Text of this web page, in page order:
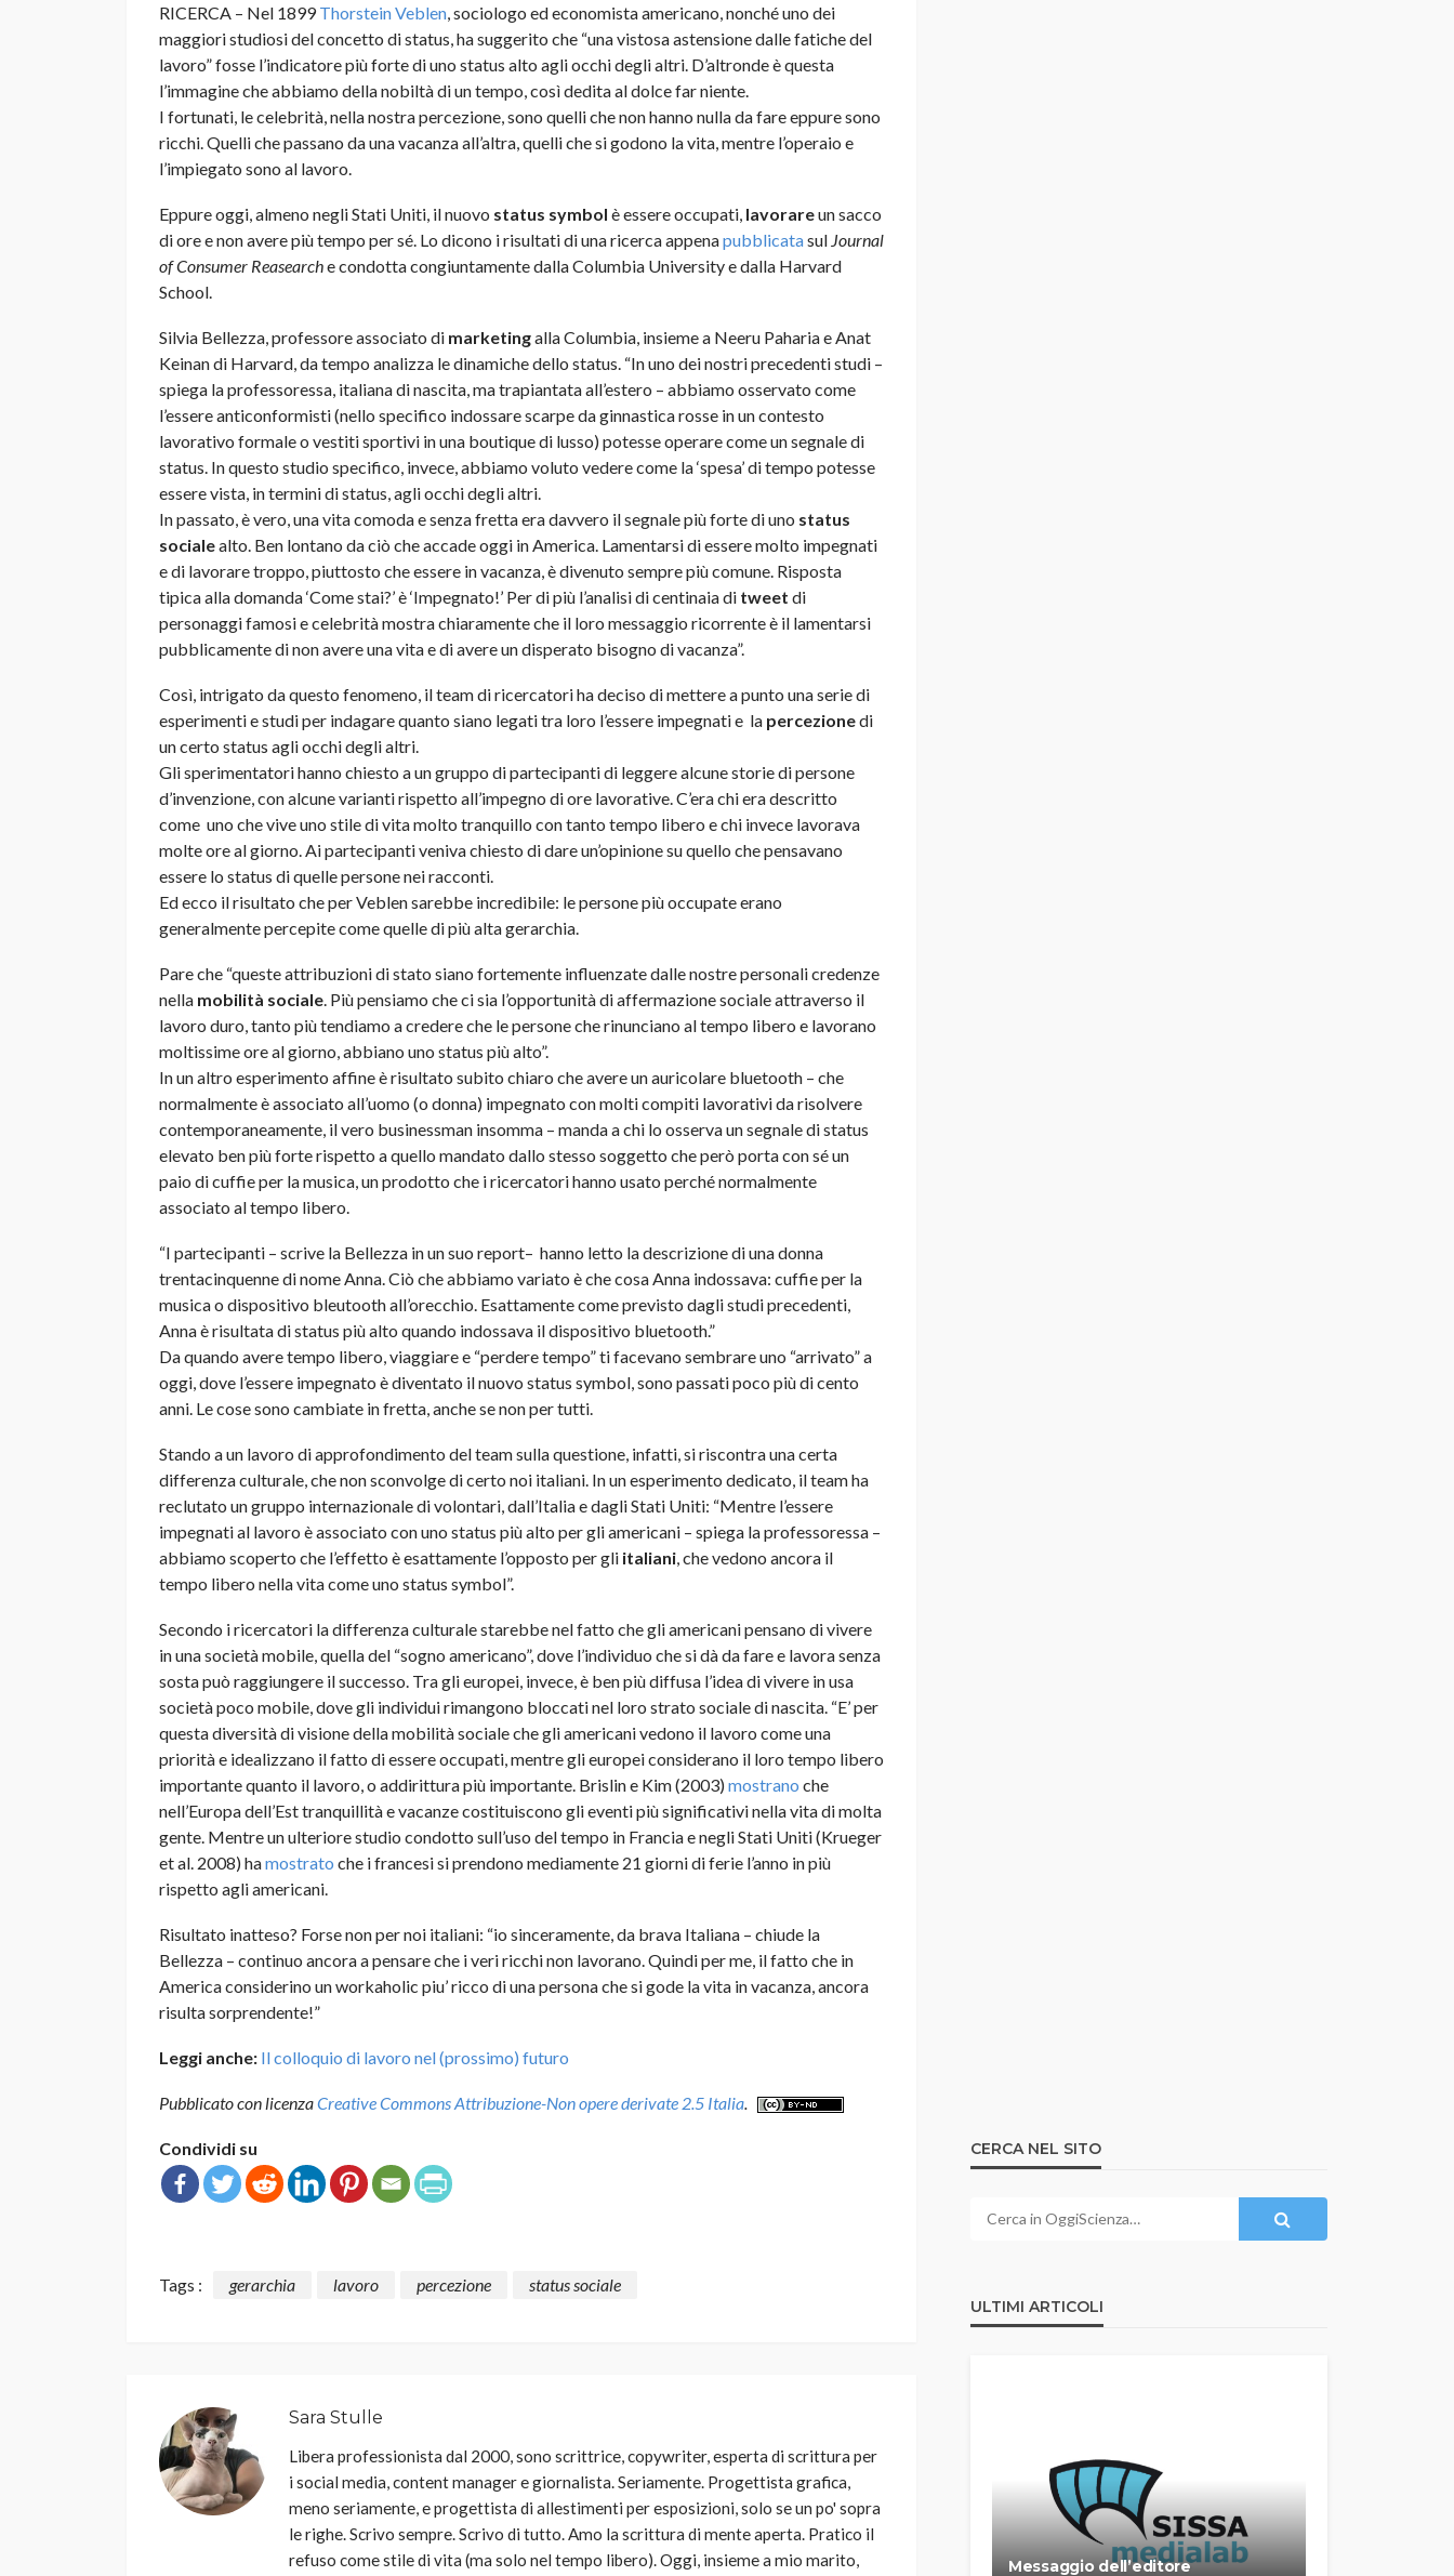
RICERCA – Nel 1899Thorstein Veblen , sociologo ed economista americano, nonché uno dei
maggiori studiosi del concetto di status, ha suggerito che “una vistosa astensione dalle fatiche del
lavoro” fosse l’indicatore più forte di uno status alto agli occhi degli altri. D’altronde è questa
l’immagine che abbiamo della nobiltà di un tempo, così dedita al dolce far niente.
I fortunati, le celebrità, nella nostra percezione, sono quelli che non hanno nulla da fare eppure sono
ricchi. Quelli che passano da una vacanza all’altra, quelli che si godono la vita, mentre l’operaio e
l’impiegato sono al lavoro.
Eppure oggi, almeno negli Stati Uniti, il nuovo status symbol è essere occupati, lavorareun sacco
di ore e non avere più tempo per sé. Lo dicono i risultati di una ricerca appenapubblicatasul Journal
of Consumer Reasearche condotta congiuntamente dalla Columbia University e dalla Harvard
School.
Silvia Bellezza, professore associato di marketingalla Columbia, insieme a Neeru Paharia e Anat
Keinan di Harvard, da tempo analizza le dinamiche dello status. “In uno dei nostri precedenti studi –
spiega la professoressa, italiana di nascita, ma trapiantata all’estero – abbiamo osservato come
l’essere anticonformisti (nello specifico indossare scarpe da ginnastica rosse in un contesto
lavorativo formale o vestiti sportivi in una boutique di lusso) potesse operare come un segnale di
status. In questo studio specifico, invece, abbiamo voluto vedere come la ‘spesa’ di tempo potesse
essere vista, in termini di status, agli occhi degli altri.
In passato, è vero, una vita comoda e senza fretta era davvero il segnale più forte di uno status
socialealto. Ben lontano da ciò che accade oggi in America. Lamentarsi di essere molto impegnati
e di lavorare troppo, piuttosto che essere in vacanza, è divenuto sempre più comune. Risposta
tipica alla domanda ‘Come stai?’ è ‘Impegnato!’ Per di più l’analisi di centinaia di tweet di
personaggi famosi e celebrità mostra chiaramente che il loro messaggio ricorrente è il lamentarsi
pubblicamente di non avere una vita e di avere un disperato bisogno di vacanza”.
Così, intrigato da questo fenomeno, il team di ricercatori ha deciso di mettere a punto una serie di
esperimenti e studi per indagare quanto siano legati tra loro l’essere impegnati e la percezionedi
un certo status agli occhi degli altri.
Gli sperimentatori hanno chiesto a un gruppo di partecipanti di leggere alcune storie di persone
d’invenzione, con alcune varianti rispetto all’impegno di ore lavorative. C’era chi era descritto
come uno che vive uno stile di vita molto tranquillo con tanto tempo libero e chi invece lavorava
molte ore al giorno. Ai partecipanti veniva chiesto di dare un’opinione su quello che pensavano
essere lo status di quelle persone nei racconti.
Ed ecco il risultato che per Veblen sarebbe incredibile: le persone più occupate erano
generalmente percepite come quelle di più alta gerarchia.
Pare che “queste attribuzioni di stato siano fortemente influenzate dalle nostre personali credenze
nella mobilità sociale . Più pensiamo che ci sia l’opportunità di affermazione sociale attraverso il
lavoro duro, tanto più tendiamo a credere che le persone che rinunciano al tempo libero e lavorano
moltissime ore al giorno, abbiano uno status più alto”.
In un altro esperimento affine è risultato subito chiaro che avere un auricolare bluetooth – che
normalmente è associato all’uomo (o donna) impegnato con molti compiti lavorativi da risolvere
contemporaneamente, il vero businessman insomma – manda a chi lo osserva un segnale di status
elevato ben più forte rispetto a quello mandato dallo stesso soggetto che però porta con sé un
paio di cuffie per la musica, un prodotto che i ricercatori hanno usato perché normalmente
associato al tempo libero.
“I partecipanti – scrive la Bellezza in un suo report– hanno letto la descrizione di una donna
trentacinquenne di nome Anna. Ciò che abbiamo variato è che cosa Anna indossava: cuffie per la
musica o dispositivo bleutooth all’orecchio. Esattamente come previsto dagli studi precedenti,
Anna è risultata di status più alto quando indossava il dispositivo bluetooth.”
Da quando avere tempo libero, viaggiare e “perdere tempo” ti facevano sembrare uno “arrivato” a
oggi, dove l’essere impegnato è diventato il nuovo status symbol, sono passati poco più di cento
anni. Le cose sono cambiate in fretta, anche se non per tutti.
Stando a un lavoro di approfondimento del team sulla questione, infatti, si riscontra una certa
differenza culturale, che non sconvolge di certo noi italiani. In un esperimento dedicato, il team ha
reclutato un gruppo internazionale di volontari, dall’Italia e dagli Stati Uniti: “Mentre l’essere
impegnati al lavoro è associato con uno status più alto per gli americani – spiega la professoressa –
abbiamo scoperto che l’effetto è esattamente l’opposto per gli italiani , che vedono ancora il
tempo libero nella vita come uno status symbol”.
Secondo i ricercatori la differenza culturale starebbe nel fatto che gli americani pensano di vivere
in una società mobile, quella del “sogno americano”, dove l’individuo che si dà da fare e lavora senza
sosta può raggiungere il successo. Tra gli europei, invece, è ben più diffusa l’idea di vivere in usa
società poco mobile, dove gli individui rimangono bloccati nel loro strato sociale di nascita. “E’ per
questa diversità di visione della mobilità sociale che gli americani vedono il lavoro come una
priorità e idealizzano il fatto di essere occupati, mentre gli europei considerano il loro tempo libero
importante quanto il lavoro, o addirittura più importante. Brislin e Kim (2003) mostrano che
nell’Europa dell’Est tranquillità e vacanze costituiscono gli eventi più significativi nella vita di molta
gente. Mentre un ulteriore studio condotto sull’uso del tempo in Francia e negli Stati Uniti (Krueger
et al. 2008) hamostrato che i francesi si prendono mediamente 21 giorni di ferie l’anno in più
rispetto agli americani.
Risultato inatteso? Forse non per noi italiani: “io sinceramente, da brava Italiana – chiude la
Bellezza – continuo ancora a pensare che i veri ricchi non lavorano. Quindi per me, il fatto che in
America considerino un workaholic piu’ ricco di una persona che si gode la vita in vacanza, ancora
risulta sorprendente!”
Leggi anche: Il colloquio di lavoro nel (prossimo) futuro
Pubblicato con licenzaCreative Commons Attribuzione-Non opere derivate 2.5 Italia
Condividi su
Tags : gerarchia lavoro percezione status sociale
Sara Stulle
Libera professionista dal 2000, sono scrittrice, copywriter, esperta di scrittura per
i social media, content manager e giornalista. Seriamente. Progettista grafica,
meno seriamente, e progettista di allestimenti per esposizioni, solo se un po' sopra
le righe. Scrivo sempre. Scrivo di tutto. Amo la scrittura di mente aperta. Pratico il
refuso come stile di vita (ma solo nel tempo libero). Oggi, insieme a mio marito,
CERCA NEL SITO
ULTIMI ARTICOLI
Messaggio dell’editore